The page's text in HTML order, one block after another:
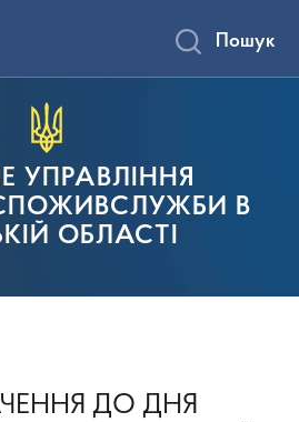
УПРАВЛІННЯ
В
ОБЛАСТІ
Пошук
ДО ДНЯ